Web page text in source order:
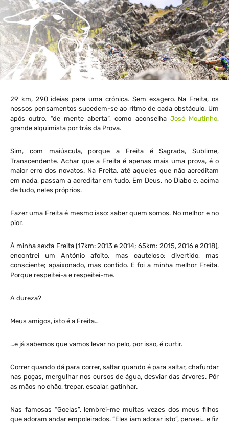
29 km, 290 ideias para uma crónica. Sem exagero. Na Freita, os
nossos pensamentos sucedem-se ao ritmo de cada obstáculo. Um
após outro, “de mente aberta”, como aconselha José Moutinho,
grande alquimista por trás da Prova.
Sim, com maiúscula, porque a Freita é Sagrada, Sublime,
Transcendente. Achar que a Freita é apenas mais uma prova, é o
maior erro dos novatos. Na Freita, até aqueles que não acreditam
em nada, passam a acreditar em tudo. Em Deus, no Diabo e, acima
de tudo, neles próprios.
Fazer uma Freita é mesmo isso: saber quem somos. No melhor e no
pior.
À minha sexta Freita (17km: 2013 e 2014; 65km: 2015, 2016 e 2018),
encontrei um António afoito, mas cauteloso; divertido, mas
consciente; apaixonado, mas contido. E foi a minha melhor Freita.
Porque respeitei-a e respeitei-me.
A dureza?
Meus amigos, isto é a Freita…
…e já sabemos que vamos levar no pelo, por isso, é curtir.
Correr quando dá para correr, saltar quando é para saltar, chafurdar
nas poças, mergulhar nos cursos de água, desviar das árvores. Pôr
as mãos no chão, trepar, escalar, gatinhar.
Nas famosas “Goelas”, lembrei-me muitas vezes dos meus filhos
que adoram andar empoleirados. “Eles iam adorar isto”, pensei… e fiz